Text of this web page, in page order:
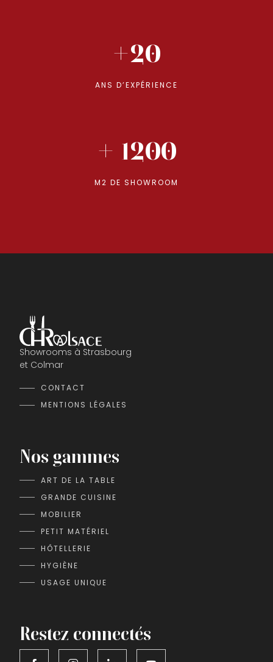
+20
ANS D’EXPÉRIENCE
+ 1200
M2 DE SHOWROOM
Showrooms à Strasbourg
et Colmar
CONTACT
MENTIONS LÉGALES
Nos gammes
ART DE LA TABLE
GRANDE CUISINE
MOBILIER
PETIT MATÉRIEL
HÔTELLERIE
HYGIÈNE
USAGE UNIQUE
Restez connectés